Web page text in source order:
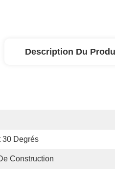
Description Du
30 Degrés
Construction